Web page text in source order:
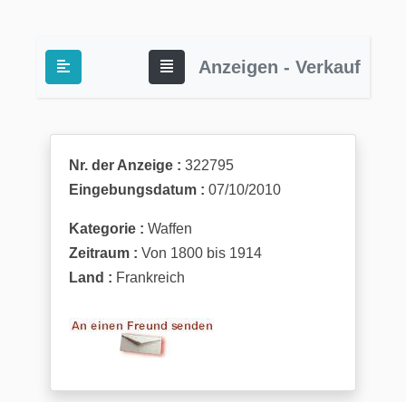
Anzeigen - Verkauf
Nr. der Anzeige : 322795
Eingebungsdatum : 07/10/2010
Kategorie : Waffen
Zeitraum : Von 1800 bis 1914
Land : Frankreich